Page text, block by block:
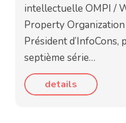
intellectuelle OMPI /
Property
Président d’InfoCons,
septième série…
details